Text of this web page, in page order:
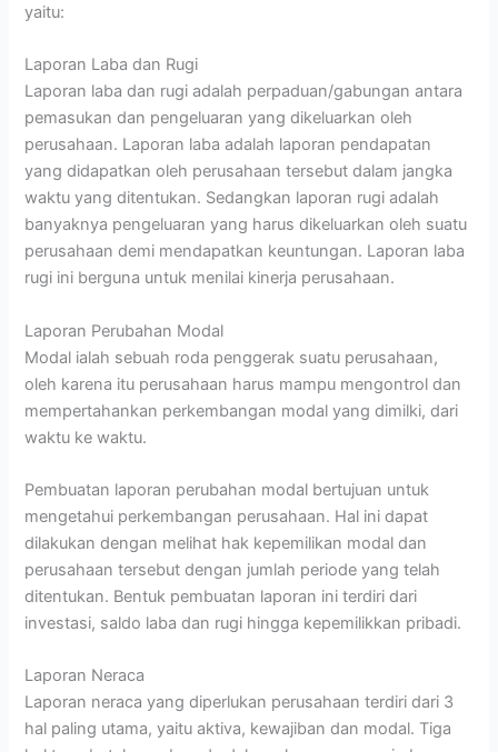
yaitu:
Laporan Laba dan Rugi
Laporan laba dan rugi adalah perpaduan/gabungan antara
pemasukan dan pengeluaran yang dikeluarkan oleh
perusahaan. Laporan laba adalah laporan pendapatan
yang didapatkan oleh perusahaan tersebut dalam jangka
waktu yang ditentukan. Sedangkan laporan rugi adalah
banyaknya pengeluaran yang harus dikeluarkan oleh suatu
perusahaan demi mendapatkan keuntungan. Laporan laba
rugi ini berguna untuk menilai kinerja perusahaan.
Laporan Perubahan Modal
Modal ialah sebuah roda penggerak suatu perusahaan,
oleh karena itu perusahaan harus mampu mengontrol dan
mempertahankan perkembangan modal yang dimilki, dari
waktu ke waktu.
Pembuatan laporan perubahan modal bertujuan untuk
mengetahui perkembangan perusahaan. Hal ini dapat
dilakukan dengan melihat hak kepemilikan modal dan
perusahaan tersebut dengan jumlah periode yang telah
ditentukan. Bentuk pembuatan laporan ini terdiri dari
investasi, saldo laba dan rugi hingga kepemilikkan pribadi.
Laporan Neraca
Laporan neraca yang diperlukan perusahaan terdiri dari 3
hal paling utama, yaitu aktiva, kewajiban dan modal. Tiga